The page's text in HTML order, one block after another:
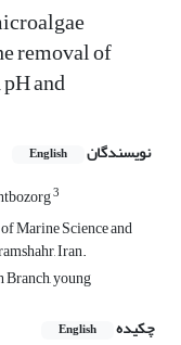
removal of
and
نویسندگان English
3
Marine Science and
Iran.
Branch, young
چکیده
English